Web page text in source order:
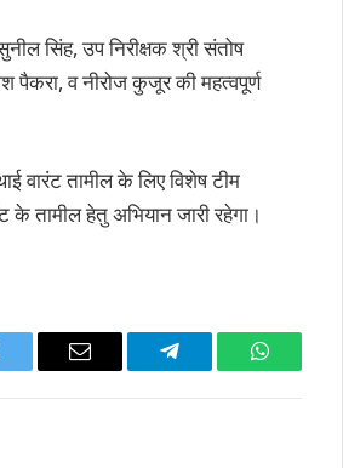
सिंह, उप निरीक्षक श्री संतोष
पैकरा, व नीरोज कुजूर की महत्वपूर्ण
वारंट तामील के लिए विशेष टीम
के तामील हेतु अभियान जारी रहेगा।
Email Telegram WhatsApp